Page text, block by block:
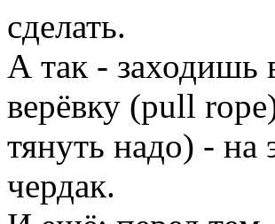
сделать.
А так - заходишь
верёвку (pull
тянуть надо) -
чердак.